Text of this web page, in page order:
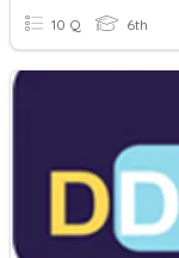
10 Q 6th